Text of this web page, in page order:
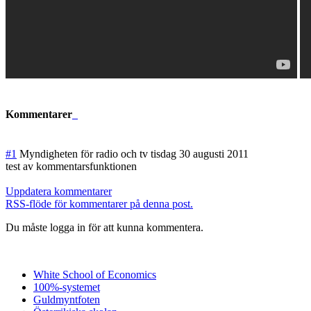
Kommentarer
#1 Myndigheten för radio och tv tisdag 30 augusti 2011
test av kommentarsfunktionen
Uppdatera kommentarer
RSS-flöde för kommentarer på denna post.
Du måste logga in för att kunna kommentera.
White School of Economics
100%-systemet
Guldmyntfoten